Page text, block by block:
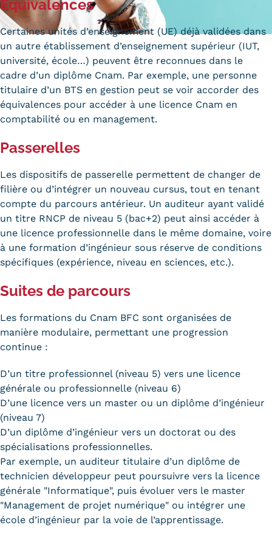
Carte lieux et centres Cnam en
BFC
Nos centres administratifs
Quoi de neuf au Cnam BFC?
Actualités
Agenda
Revue de presse
Contact
Contacts services
Formulaire de contact
Formations
Trouver votre formation
OFFRE EN BFC
OFFRE NATIONALE
Catalogue national
Équivalences, passerelles et
Modalités d'enseignement
Formation en présentiel
Alternance
Enseignement à distance
Équivalences
Certaines unités d’enseignement (UE) déjà validées dans
un autre établissement d’enseignement supérieur (IUT,
université, école…) peuvent être reconnues dans le
cadre d’un diplôme Cnam. Par exemple, une personne
titulaire d’un BTS en gestion peut se voir accorder des
équivalences pour accéder à une licence Cnam en
comptabilité ou en management.
Passerelles
Les dispositifs de passerelle permettent de changer de
filière ou d’intégrer un nouveau cursus, tout en tenant
compte du parcours antérieur. Un auditeur ayant validé
un titre RNCP de niveau 5 (bac+2) peut ainsi accéder à
une licence professionnelle dans le même domaine, voire
à une formation d’ingénieur sous réserve de conditions
spécifiques (expérience, niveau en sciences, etc.).
Suites de parcours
Les formations du Cnam BFC sont organisées de
manière modulaire, permettant une progression
continue :
D’un titre professionnel (niveau 5) vers une licence
générale ou professionnelle (niveau 6)
D’une licence vers un master ou un diplôme d’ingénieur
(niveau 7)
D’un diplôme d’ingénieur vers un doctorat ou des
spécialisations professionnelles.
Par exemple, un auditeur titulaire d’un diplôme de
technicien développeur peut poursuivre vers la licence
générale "Informatique", puis évoluer vers le master
"Management de projet numérique" ou intégrer une
école d’ingénieur par la voie de l’apprentissage.